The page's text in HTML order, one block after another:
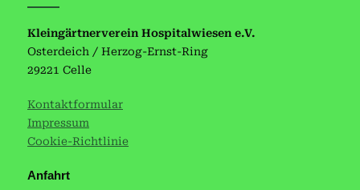
Kleingärtnerverein Hospitalwiesen e.V.
Osterdeich / Herzog-Ernst-Ring
29221 Celle
Kontaktformular
Impressum
Cookie-Richtlinie
Anfahrt